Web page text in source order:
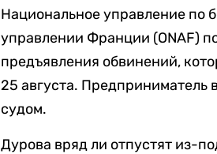
Национальное управление по
управлении Франции (ONAF)
предъявления обвинений,
25 августа.
судом.
Дурова вряд ли отпустят из-